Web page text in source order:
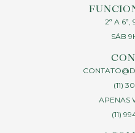
2ª A 6ª,
SÁB
(11)
APENAS
(11)